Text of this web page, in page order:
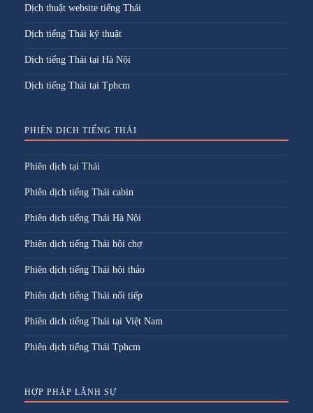
Dịch thuật website tiếng Thái
Dịch tiếng Thái kỹ thuật
Dịch tiếng Thái tại Hà Nội
Dịch tiếng Thái tại Tphcm
PHIÊN DỊCH TIẾNG THÁI
Phiên dịch tại Thái
Phiên dịch tiếng Thái cabin
Phiên dịch tiếng Thái Hà Nội
Phiên dịch tiếng Thái hội chợ
Phiên dịch tiếng Thái hội thảo
Phiên dịch tiếng Thái nối tiếp
Phiên dich tiếng Thái tại Việt Nam
Phiên dịch tiếng Thái Tphcm
HỢP PHÁP LÃNH SỰ